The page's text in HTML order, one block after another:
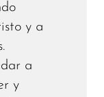
y a
a
y